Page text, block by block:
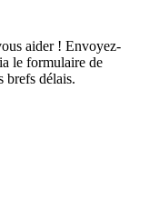
aider ! Envoyez-
le formulaire de
brefs délais.